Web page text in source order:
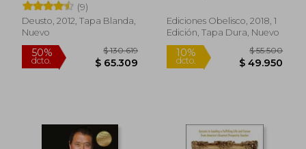
(9)
Deusto, 2012, Tapa Blanda,
Nuevo
Ediciones Obelisco, 2018, 1
Edición, Tapa Dura, Nuevo